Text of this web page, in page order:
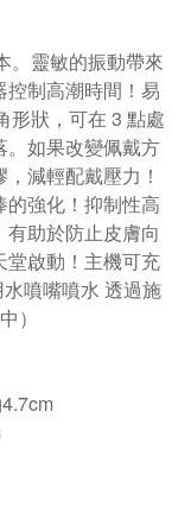
。靈敏的振動帶來
制高潮時間！易
形狀，可在 3 點處
。如果改變佩戴方
減輕配戴壓力！
強化！抑制性高
助於防止皮膚向
堂啟動！主機可充
噴嘴噴水 透過施
）